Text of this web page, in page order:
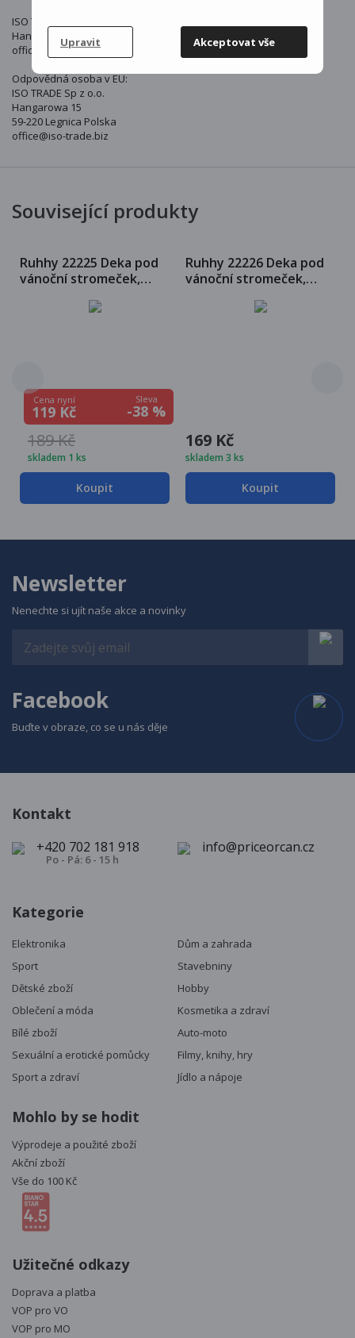
Upravit Akceptovat vše
ISO TRADE Sp z o.o.
Hangarowa 15
office@iso-trade.biz
Odpovědná osoba v EU:
ISO TRADE Sp z o.o.
Hangarowa 15
59-220 Legnica Polska
office@iso-trade.biz
Související produkty
Ruhhy 22225 Deka pod
vánoční stromeček,
Cena nyní
119 Kč
Sleva
-38 %
189 Kč
skladem 1 ks
Koupit
Ruhhy 22226 Deka pod
vánoční stromeček,
169 Kč
skladem 3 ks
Koupit
Newsletter
Nenechte si ujít naše akce a novinky
Facebook
Buďte v obraze, co se u nás děje
Kontakt
+420 702 181 918
Po - Pá: 6 - 15 h
info@priceorcan.cz
Kategorie
Elektronika
Dům a zahrada
Sport
Stavebniny
Dětské zboží
Hobby
Oblečení a móda
Kosmetika a zdraví
Bílé zboží
Auto-moto
Sexuální a erotické pomůcky
Filmy, knihy, hry
Sport a zdraví
Jídlo a nápoje
Mohlo by se hodit
Výprodeje a použité zboží
Akční zboží
Vše do 100 Kč
Užitečné odkazy
Doprava a platba
VOP pro VO
VOP pro MO